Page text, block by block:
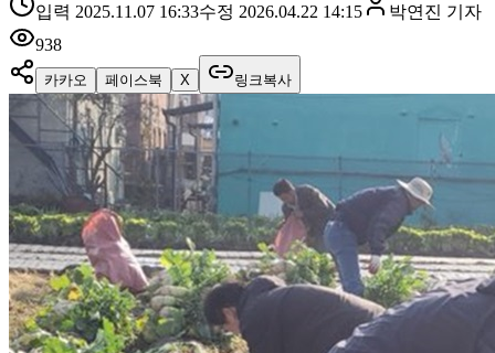
입력 2025.11.07 16:33수정 2026.04.22 14:15 박연진 기자
938
카카오 페이스북 X 링크복사